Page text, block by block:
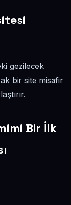
gezilecek
bir site misafir
Bir İlk